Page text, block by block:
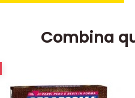
Combina